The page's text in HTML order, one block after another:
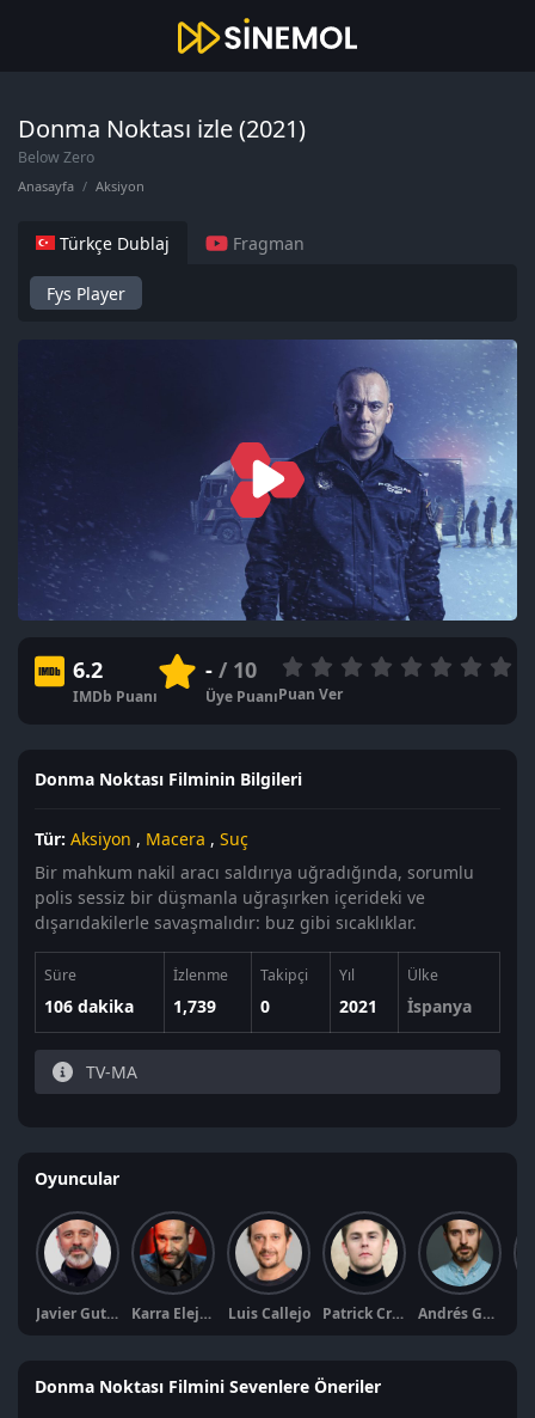
Donma Noktası izle (2021)
Below Zero
Anasayfa Aksiyon
Türkçe Dublaj Fragman
Fys Player
6.2
IMDb Puanı
-/ 10
Üye PuanıPuan Ver
Donma Noktası Filminin Bilgileri
Tür: Aksiyon , Macera , Suç
Bir mahkum nakil aracı saldırıya uğradığında, sorumlu
polis sessiz bir düşmanla uğraşırken içerideki ve
dışarıdakilerle savaşmalıdır: buz gibi sıcaklıklar.
Süre
106 dakika
İzlenme
1,739
Takipçi
0
Yıl
2021
Ülke
İspanya
TV-MA
Oyuncular
Javier Gutiérrez Karra Elejalde Luis Callejo Patrick Criado Andrés Gertrúdix
Donma Noktası Filmini Sevenlere Öneriler